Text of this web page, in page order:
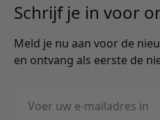
Schrijf je in voor
Meld je nu aan voor de
en ontvang als eerste de
E-mailadres